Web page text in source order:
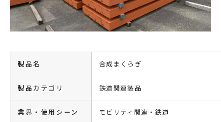
製品名 合成まくらぎ
製品カテゴリ 鉄道関連製品
業界・使用シーン モビリティ関連・鉄道